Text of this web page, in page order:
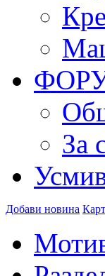
За
Добави новина